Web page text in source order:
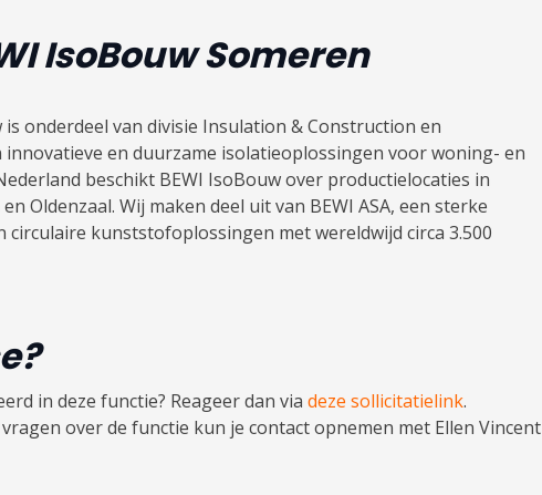
IsoBouw Someren
is onderdeel van divisie Insulation & Construction en
en duurzame isolatieoplossingen voor woning- en
beschikt BEWI IsoBouw over productielocaties in
Oldenzaal. Wij maken deel uit van BEWI ASA, een sterke
circulaire kunststofoplossingen met wereldwijd circa 3.500
in deze functie? Reageer dan via deze sollicitatielink.
over de functie kun je contact opnemen met Ellen Vincent